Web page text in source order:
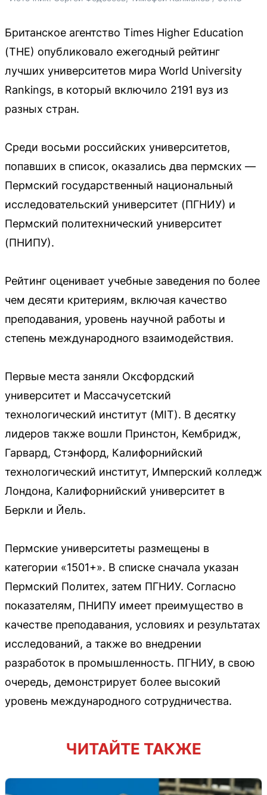
Британское агентство Times Higher Education
(THE) опубликовало ежегодный рейтинг
лучших университетов мира World University
Rankings, в который включило 2191 вуз из
разных стран.
Среди восьми российских университетов,
попавших в список, оказались два пермских —
Пермский государственный национальный
исследовательский университет (ПГНИУ) и
Пермский политехнический университет
(ПНИПУ).
Рейтинг оценивает учебные заведения по более
чем десяти критериям, включая качество
преподавания, уровень научной работы и
степень международного взаимодействия.
Первые места заняли Оксфордский
университет и Массачусетский
технологический институт (MIT). В десятку
лидеров также вошли Принстон, Кембридж,
Гарвард, Стэнфорд, Калифорнийский
технологический институт, Имперский колледж
Лондона, Калифорнийский университет в
Беркли и Йель.
Пермские университеты размещены в
категории «1501+». В списке сначала указан
Пермский Политех, затем ПГНИУ. Согласно
показателям, ПНИПУ имеет преимущество в
качестве преподавания, условиях и результатах
исследований, а также во внедрении
разработок в промышленность. ПГНИУ, в свою
очередь, демонстрирует более высокий
уровень международного сотрудничества.
ЧИТАЙТЕ ТАКЖЕ